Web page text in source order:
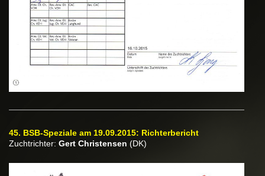
45. BSB-Speziale am 19.09.2015: Richterbericht
Zuchtrichter: Gert Christensen (DK)